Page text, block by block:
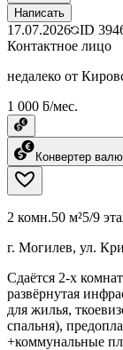
Написать
17.07.2026 ID
Контактное лицо
недалеко от
1 000 ƃ/мес.
Конвертер
2 комн.50 м²5/9
г. Могилев, ул.
Сдаётся 2-х
развёрнутая
для жилья,
спальня),
+коммунальные